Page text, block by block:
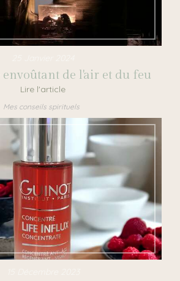
envoûtant de l'air et du feu
Lire l'article
Mes conseils spirituels